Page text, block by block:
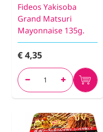
Fideos Yakisoba
Grand Matsuri
Mayonnaise 135g.
€ 4,35